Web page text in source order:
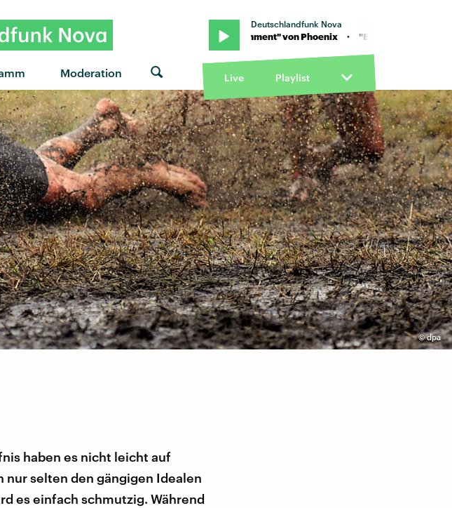
Moderation
Deutschlandfunk Nova
von Phoenix · "Entertainment" von Phoenix · "Entertainment" von Phoenix
Live Playlist
©dpa
haben es nicht leicht auf
nur selten den gängigen Idealen
es einfach schmutzig. Während